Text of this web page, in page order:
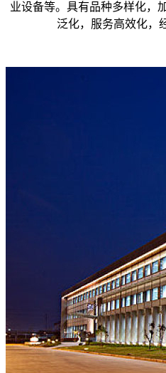
业设备等。具有品种多样化，
泛化，服务高效化，